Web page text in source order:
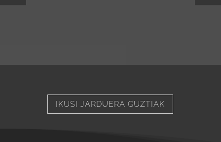
IKUSI JARDUERA GUZTIAK